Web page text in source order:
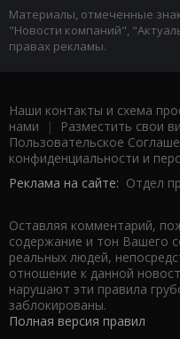
Материалы, отмеченные
"Новости компаний",
правах рекламы.
Наши контакты и схема
нами | Разместить свои
Пользовательское
конфиденциальности и
Реклама на сайте: Отдел
Оставляя комментарий,
содержание и тон Вашего
реальных людей,
отношение к данной
нарушают эти правила
заблокированы.
Полная версия правил